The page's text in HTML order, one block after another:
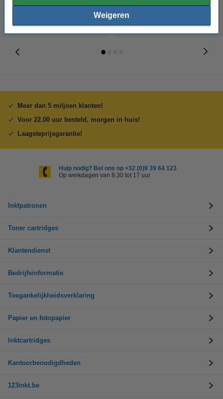
Weigeren
Meer dan 5 miljoen klanten!
Voor 22.00 uur besteld, morgen in huis!
Laagsteprijsgarantie!
Hulp nodig? Bel ons op +32 (0)9 39 64 123
Op werkdagen van 8.30 tot 17 uur
Inktpatronen
Toner cartridges
Klantendienst
Bedrijfsinformatie
Toegankelijkheidsverklaring
Papier en fotopapier
Inktcartridges
Kantoorbenodigdheden
123inkt.be